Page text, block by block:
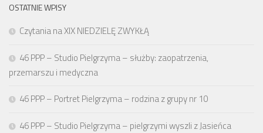
OSTATNIE WPISY
Czytania na XIX NIEDZIELĘ ZWYKŁĄ
46 PPP – Studio Pielgrzyma – służby: zaopatrzenia,
przemarszu i medyczna
46 PPP – Portret Pielgrzyma – rodzina z grupy nr 10
46 PPP – Studio Pielgrzyma – pielgrzymi wyszli z Jasieńca